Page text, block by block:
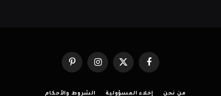
فيسبوك X
الانستغرامبينتيريست
من نحن إخلاء المسؤولية الشروط والأحكام